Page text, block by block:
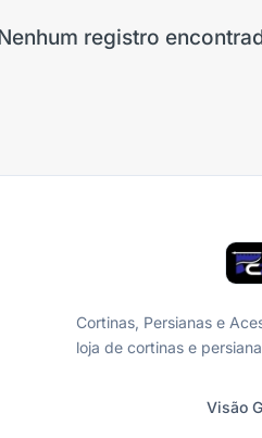
registro
Cortinas, Persianas e
loja de cortinas e
Visão